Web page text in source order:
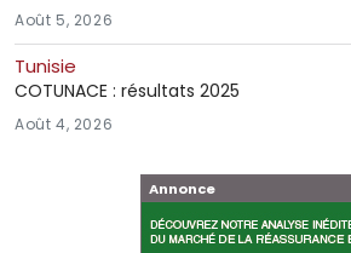
Août 5, 2026
Tunisie
COTUNACE : résultats 2025
Août 4, 2026
Annonce